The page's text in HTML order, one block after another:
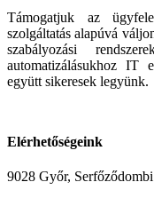
Támogatjuk az
szolgáltatás alapúvá
szabályozási
automatizálásukhoz IT
együtt sikeresek legyünk.
Elérhetőségeink
9028 Győr,